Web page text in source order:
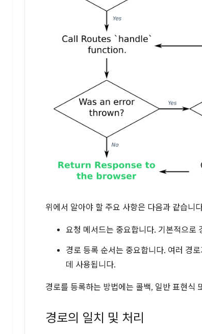
위에서 알아야 할 주요 사항은 다음과 같습니
요청 메서드는 중요합니다. 기본적으로
경로 등록 순서는 중요합니다. 여러 경
데 사용됩니다.
경로를 등록하는 방법에는 콜백, 일반 표현식
경로의 일치 및 처리